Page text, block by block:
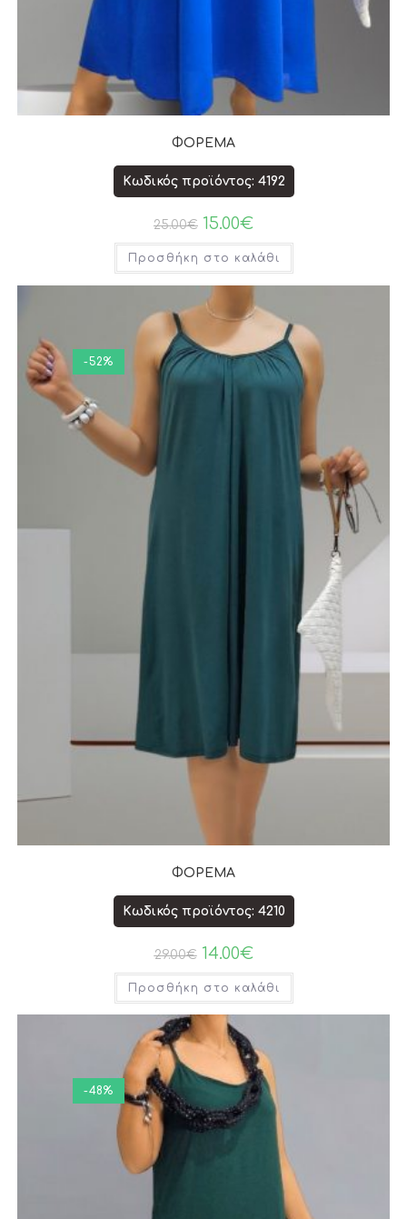
ΦΟΡΕΜΑ
Κωδικός προϊόντος: 4192
25.00€ 15.00€
Προσθήκη στο καλάθι
-52%
ΦΟΡΕΜΑ
Κωδικός προϊόντος: 4210
29.00€ 14.00€
Προσθήκη στο καλάθι
-48%